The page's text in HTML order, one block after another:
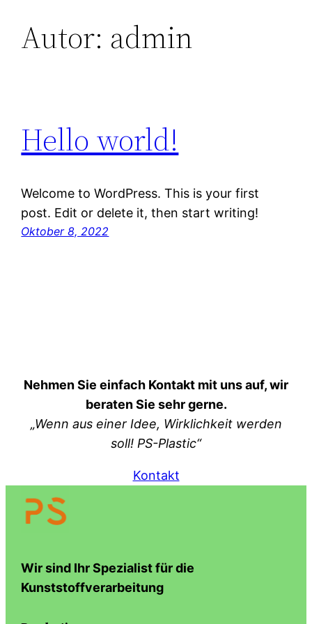
Zum
Inhalt
Autor: admin
Hello world!
Welcome to WordPress. This is your first
post. Edit or delete it, then start writing!
Oktober 8, 2022
Nehmen Sie einfach Kontakt mit uns auf, wir
beraten Sie sehr gerne.
„Wenn aus einer Idee, Wirklichkeit werden
soll! PS-Plastic“
Kontakt
Wir sind Ihr Spezialist für die
Kunststoffverarbeitung